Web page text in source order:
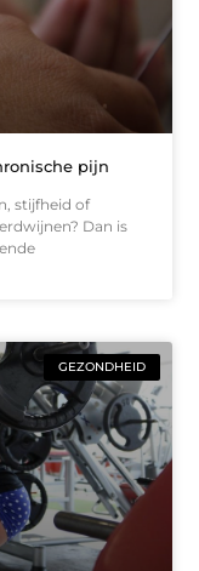
pijn
stijfheid of
Dan is
GEZONDHEID